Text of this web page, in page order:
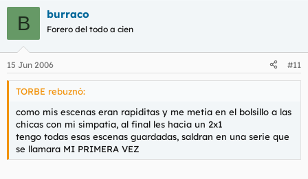
B burraco
Forero del todo a cien
15 Jun 2006 #11
TORBE rebuznó:
como mis escenas eran rapiditas y me metia en el bolsillo a las
chicas con mi simpatia, al final les hacia un 2x1
tengo todas esas escenas guardadas, saldran en una serie que
se llamara MI PRIMERA VEZ